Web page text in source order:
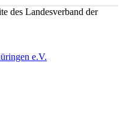
des Landesverband der